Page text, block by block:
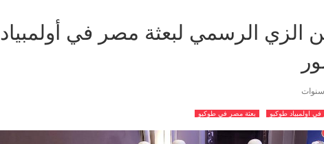
الرسمي لبعثة مصر في أولمبياد
اولمبياد طوكيو بعثة مصر في طوكيو